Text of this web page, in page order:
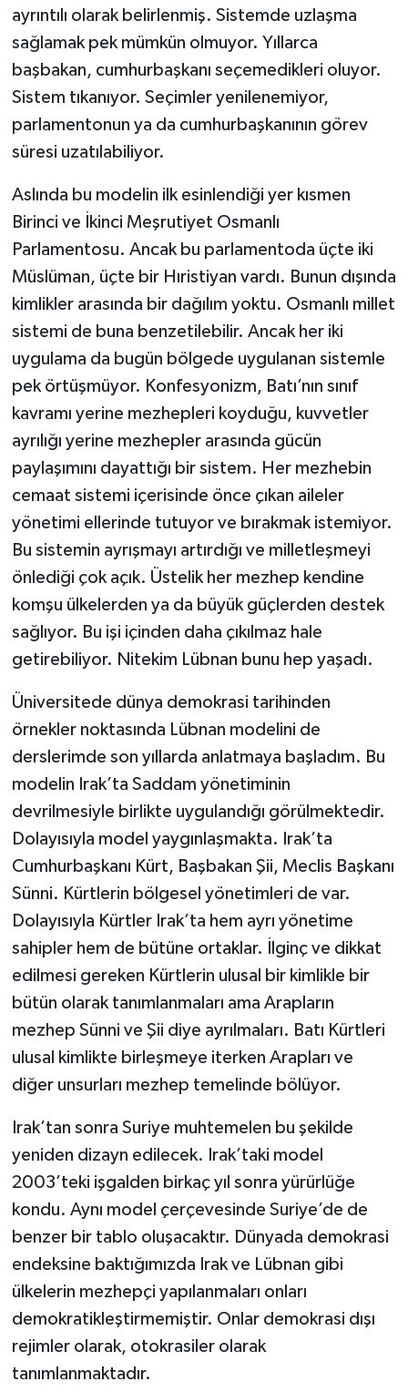
ayrıntılı olarak belirlenmiş. Sistemde uzlaşma
sağlamak pek mümkün olmuyor. Yıllarca
başbakan, cumhurbaşkanı seçemedikleri oluyor.
Sistem tıkanıyor. Seçimler yenilenemiyor,
parlamentonun ya da cumhurbaşkanının görev
süresi uzatılabiliyor.
Aslında bu modelin ilk esinlendiği yer kısmen
Birinci ve İkinci Meşrutiyet Osmanlı
Parlamentosu. Ancak bu parlamentoda üçte iki
Müslüman, üçte bir Hıristiyan vardı. Bunun dışında
kimlikler arasında bir dağılım yoktu. Osmanlı millet
sistemi de buna benzetilebilir. Ancak her iki
uygulama da bugün bölgede uygulanan sistemle
pek örtüşmüyor. Konfesyonizm, Batı’nın sınıf
kavramı yerine mezhepleri koyduğu, kuvvetler
ayrılığı yerine mezhepler arasında gücün
paylaşımını dayattığı bir sistem. Her mezhebin
cemaat sistemi içerisinde önce çıkan aileler
yönetimi ellerinde tutuyor ve bırakmak istemiyor.
Bu sistemin ayrışmayı artırdığı ve milletleşmeyi
önlediği çok açık. Üstelik her mezhep kendine
komşu ülkelerden ya da büyük güçlerden destek
sağlıyor. Bu işi içinden daha çıkılmaz hale
getirebiliyor. Nitekim Lübnan bunu hep yaşadı.
Üniversitede dünya demokrasi tarihinden
örnekler noktasında Lübnan modelini de
derslerimde son yıllarda anlatmaya başladım. Bu
modelin Irak’ta Saddam yönetiminin
devrilmesiyle birlikte uygulandığı görülmektedir.
Dolayısıyla model yaygınlaşmakta. Irak’ta
Cumhurbaşkanı Kürt, Başbakan Şii, Meclis Başkanı
Sünni. Kürtlerin bölgesel yönetimleri de var.
Dolayısıyla Kürtler Irak’ta hem ayrı yönetime
sahipler hem de bütüne ortaklar. İlginç ve dikkat
edilmesi gereken Kürtlerin ulusal bir kimlikle bir
bütün olarak tanımlanmaları ama Arapların
mezhep Sünni ve Şii diye ayrılmaları. Batı Kürtleri
ulusal kimlikte birleşmeye iterken Arapları ve
diğer unsurları mezhep temelinde bölüyor.
Irak’tan sonra Suriye muhtemelen bu şekilde
yeniden dizayn edilecek. Irak’taki model
2003’teki işgalden birkaç yıl sonra yürürlüğe
kondu. Aynı model çerçevesinde Suriye’de de
benzer bir tablo oluşacaktır. Dünyada demokrasi
endeksine baktığımızda Irak ve Lübnan gibi
ülkelerin mezhepçi yapılanmaları onları
demokratikleştirmemiştir. Onlar demokrasi dışı
rejimler olarak, otokrasiler olarak
tanımlanmaktadır.